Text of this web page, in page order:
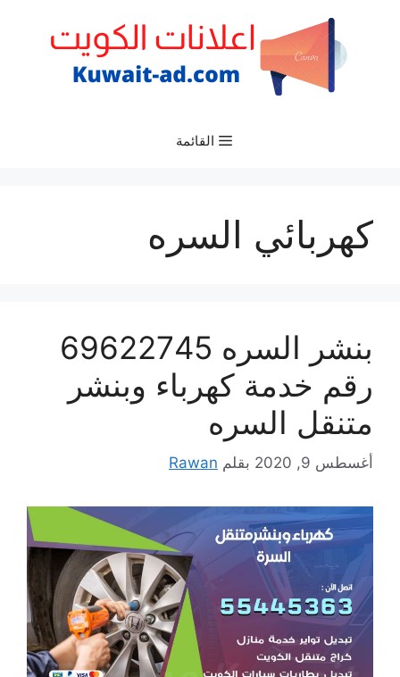
القائمة
كهربائي السره
بنشر السره 69622745
رقم خدمة كهرباء وبنشر
متنقل السره
أغسطس 9, 2020 بقلم Rawan